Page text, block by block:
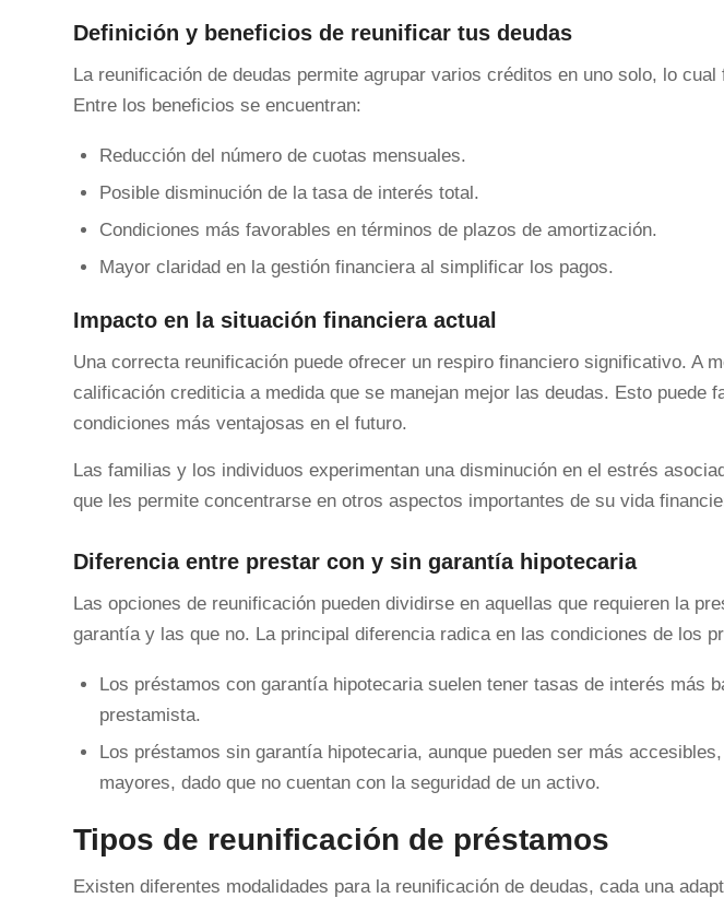
Definición y beneficios de reunificar tus deudas
La reunificación de deudas permite agrupar varios créditos en uno solo, lo
Entre los beneficios se encuentran:
Reducción del número de cuotas mensuales.
Posible disminución de la tasa de interés total.
Condiciones más favorables en términos de plazos de amortización.
Mayor claridad en la gestión financiera al simplificar los pagos.
Impacto en la situación financiera actual
Una correcta reunificación puede ofrecer un respiro financiero significativo. A
calificación crediticia a medida que se manejan mejor las deudas. Esto puede
condiciones más ventajosas en el futuro.
Las familias y los individuos experimentan una disminución en el estrés
que les permite concentrarse en otros aspectos importantes de su vida
Diferencia entre prestar con y sin garantía hipotecaria
Las opciones de reunificación pueden dividirse en aquellas que requieren la
garantía y las que no. La principal diferencia radica en las condiciones de los
Los préstamos con garantía hipotecaria suelen tener tasas de interés más
prestamista.
Los préstamos sin garantía hipotecaria, aunque pueden ser más
mayores, dado que no cuentan con la seguridad de un activo.
Tipos de reunificación de préstamos
Existen diferentes modalidades para la reunificación de deudas, cada una